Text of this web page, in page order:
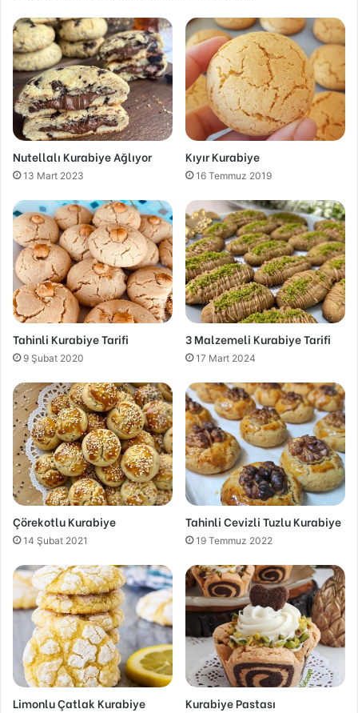
Nutellalı Kurabiye Ağlıyor
13 Mart 2023
Kıyır Kurabiye
16 Temmuz 2019
Tahinli Kurabiye Tarifi
9 Şubat 2020
3 Malzemeli Kurabiye Tarifi
17 Mart 2024
Çörekotlu Kurabiye
14 Şubat 2021
Tahinli Cevizli Tuzlu Kurabiye
19 Temmuz 2022
Limonlu Çatlak Kurabiye Kurabiye Pastası